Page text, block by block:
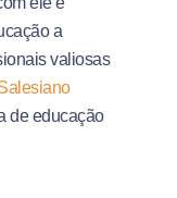
a
valiosas
de educação